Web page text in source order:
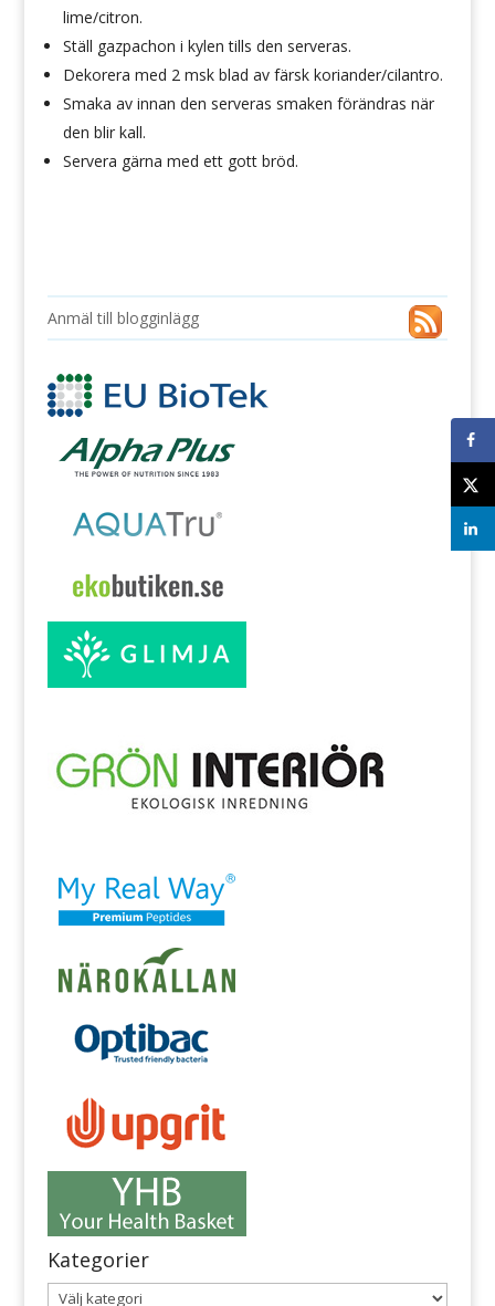
lime/citron.
Ställ gazpachon i kylen tills den serveras.
Dekorera med 2 msk blad av färsk koriander/cilantro.
Smaka av innan den serveras smaken förändras när
den blir kall.
Servera gärna med ett gott bröd.
Anmäl till blogginlägg
Kategorier
Kategorier